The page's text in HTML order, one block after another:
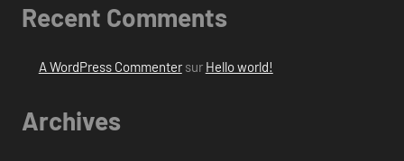
Recent Comments
A WordPress Commentersur Hello world!
Archives